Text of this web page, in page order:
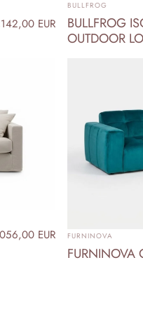
EUR
BULLFROG
BULLFROG
OUTDOOR
EUR ANBIETER:
FURNINOVA
FURNINOVA